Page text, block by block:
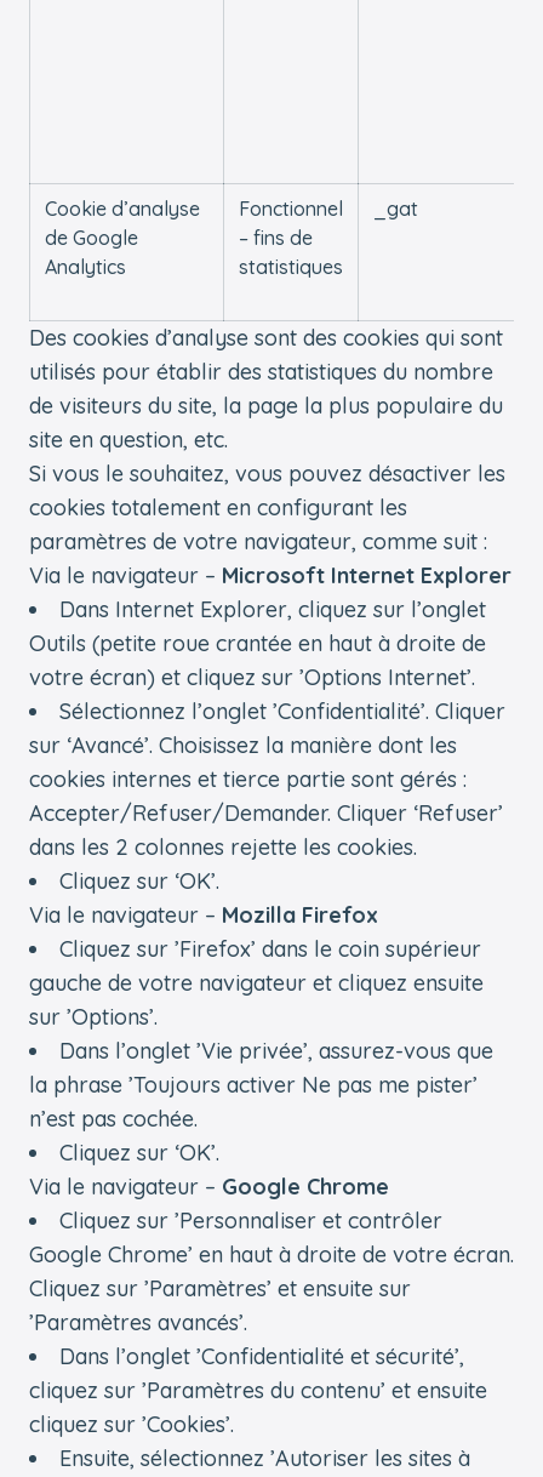
Cookie d’analyse
de Google
Analytics
Fonctionnel
– fins de
statistiques
_gat
Des cookies d’analyse sont des cookies qui sont
utilisés pour établir des statistiques du nombre
de visiteurs du site, la page la plus populaire du
site en question, etc.
Si vous le souhaitez, vous pouvez désactiver les
cookies totalement en configurant les
paramètres de votre navigateur, comme suit :
Via le navigateur – Microsoft Internet Explorer
Dans Internet Explorer, cliquez sur l’onglet
Outils (petite roue crantée en haut à droite de
votre écran) et cliquez sur ’Options Internet’.
Sélectionnez l’onglet ’Confidentialité’. Cliquer
sur ‘Avancé’. Choisissez la manière dont les
cookies internes et tierce partie sont gérés :
Accepter/Refuser/Demander. Cliquer ‘Refuser’
dans les 2 colonnes rejette les cookies.
Cliquez sur ‘OK’.
Via le navigateur – Mozilla Firefox
Cliquez sur ’Firefox’ dans le coin supérieur
gauche de votre navigateur et cliquez ensuite
sur ’Options’.
Dans l’onglet ’Vie privée’, assurez-vous que
la phrase ’Toujours activer Ne pas me pister’
n’est pas cochée.
Cliquez sur ‘OK’.
Via le navigateur – Google Chrome
Cliquez sur ’Personnaliser et contrôler
Google Chrome’ en haut à droite de votre écran.
Cliquez sur ’Paramètres’ et ensuite sur
’Paramètres avancés’.
Dans l’onglet ’Confidentialité et sécurité’,
cliquez sur ’Paramètres du contenu’ et ensuite
cliquez sur ’Cookies’.
Ensuite, sélectionnez ’Autoriser les sites à